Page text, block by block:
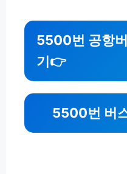
5500번 공항
기👉
5500번 버